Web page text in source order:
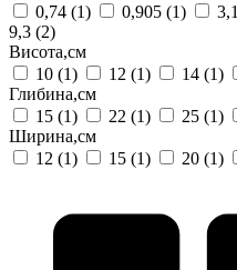
0,74 (1) 0,905 (1) 3,1
9,3 (2)
Висота,см
10 (1) 12 (1) 14 (1)
Глибина,см
15 (1) 22 (1) 25 (1)
Ширина,см
12 (1) 15 (1) 20 (1)